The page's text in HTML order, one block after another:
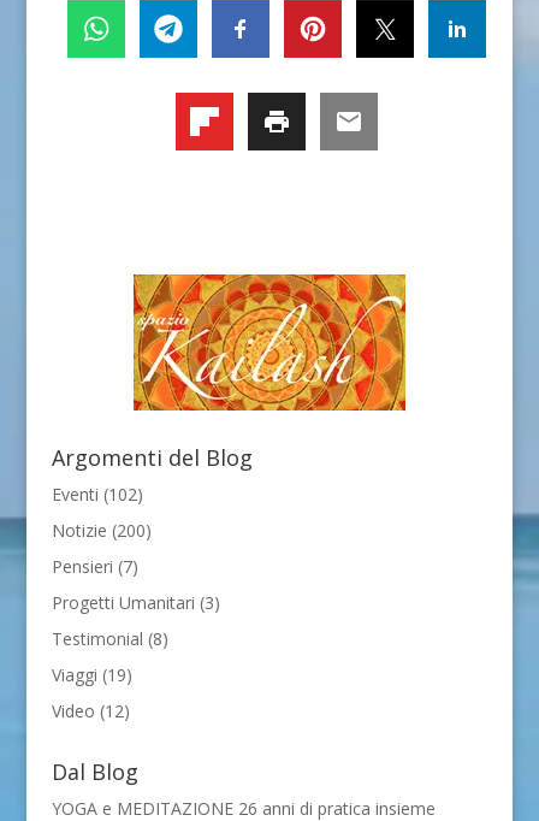
Argomenti del Blog
Eventi (102)
Notizie (200)
Pensieri (7)
Progetti Umanitari (3)
Testimonial (8)
Viaggi (19)
Video (12)
Dal Blog
YOGA e MEDITAZIONE 26 anni di pratica insieme